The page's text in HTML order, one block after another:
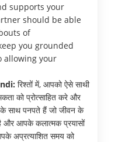
supports your
should be able
of
you grounded
allowing your
रिश्तों में, आपको ऐसे साथी
को प्रोत्साहित करे और
साथ पनपते हैं जो जीवन के
और आपके कलात्मक प्रयासों
अप्रत्याशित समय को